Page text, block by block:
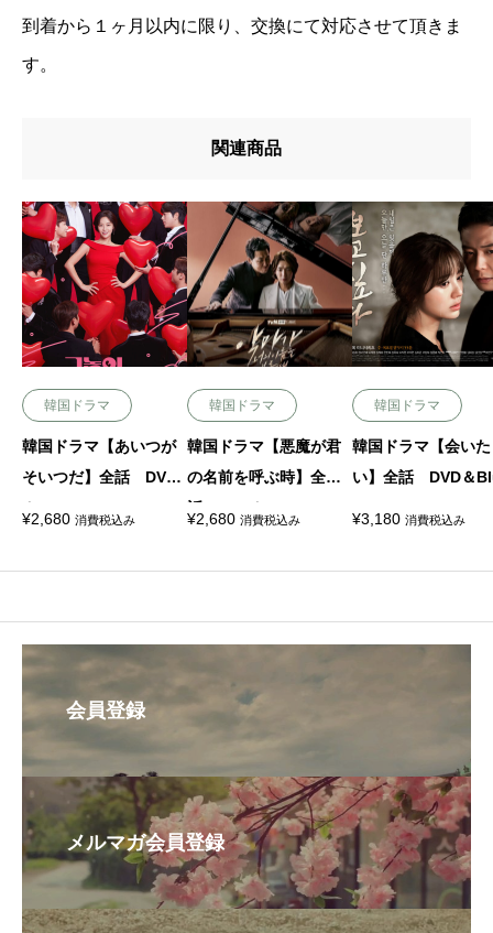
到着から１ヶ月以内に限り、交換にて対応させて頂きま
す。
関連商品
韓国ドラマ
韓国ドラマ【あいつが
そいつだ】全話 DVD
＆Blu-ray
¥2,680 消費税込み
韓国ドラマ
韓国ドラマ【悪魔が君
の名前を呼ぶ時】全
話 DVD＆Blu-ray
¥2,680 消費税込み
韓国ドラマ
韓国ドラマ【会いた
い】全話 DVD＆
¥3,180 消費税込み
会員登録
メルマガ会員登録